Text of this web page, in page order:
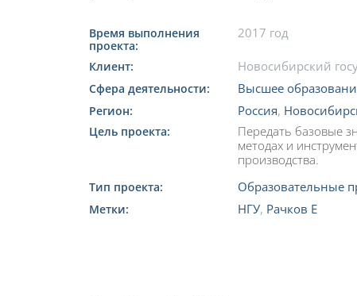
Время выполнения
проекта:
2017 год
Клиент: Новосибирский
Сфера деятельности: Высшее
Регион: Россия,
Цель проекта:
Передать базовые
методах и
производства.
Тип проекта: Образовательные
Метки: НГУ, Рачков Е